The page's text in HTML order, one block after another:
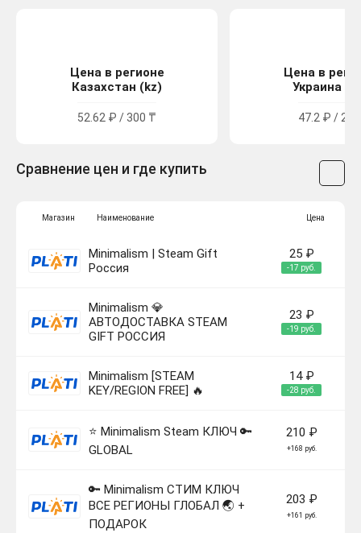
Цена в регионе
Казахстан (kz)
52.62 ₽ / 300 ₸
Цена в
Украина
47.2 ₽ / 26
Сравнение цен и где купить
Магазин Наименование Цена
Minimalism | Steam Gift
Россия
25 ₽
-17 руб.
Minimalism 💎
АВТОДОСТАВКА STEAM
GIFT РОССИЯ
23 ₽
-19 руб.
Minimalism [STEAM
KEY/REGION FREE] 🔥
14 ₽
-28 руб.
⭐ Minimalism Steam КЛЮЧ 🔑
GLOBAL
210 ₽
+168 руб.
🔑 Minimalism СТИМ КЛЮЧ
ВСЕ РЕГИОНЫ ГЛОБАЛ 🌏 +
ПОДАРОК
203 ₽
+161 руб.